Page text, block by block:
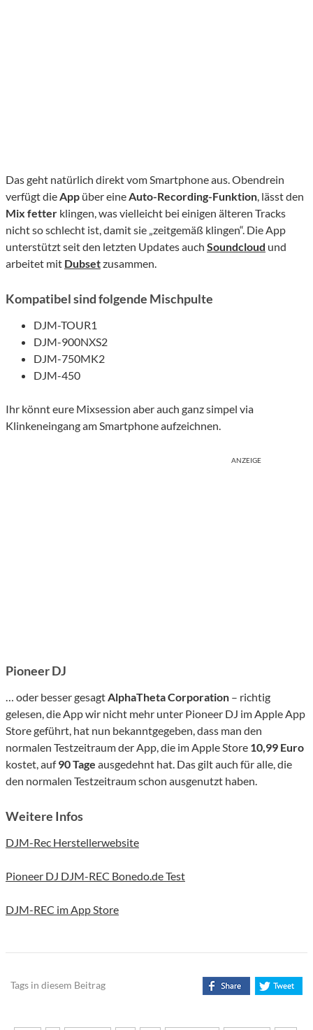
Das geht natürlich direkt vom Smartphone aus. Obendrein
verfügt dieApp über eineAuto-Recording-Funktion, lässt den
Mix fetter klingen, was vielleicht bei einigen älteren Tracks
nicht so schlecht ist, damit sie „zeitgemäß klingen“. Die App
unterstützt seit den letzten Updates auch Soundcloud und
arbeitet mit Dubsetzusammen.
Kompatibel sind folgende Mischpulte
DJM-TOUR1
DJM-900NXS2
DJM-750MK2
DJM-450
Ihr könnt eure Mixsession aber auch ganz simpel via
Klinkeneingang am Smartphone aufzeichnen.
ANZEIGE
Pioneer DJ
… oder besser gesagtAlphaTheta Corporation – richtig
gelesen, die App wir nicht mehr unter Pioneer DJ im Apple App
Store geführt, hat nun bekanntgegeben, dass man den
normalen Testzeitraum der App, die im Apple Store 10,99 Euro
kostet, auf90 Tage ausgedehnt hat. Das gilt auch für alle, die
den normalen Testzeitraum schon ausgenutzt haben.
Weitere Infos
DJM-Rec Herstellerwebsite
Pioneer DJ DJM-REC Bonedo.de Test
DJM-REC im App Store
Tags in diesem Beitrag